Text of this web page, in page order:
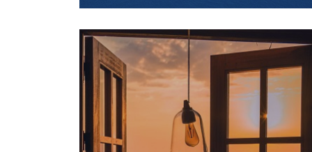
Ege-Akdeniz